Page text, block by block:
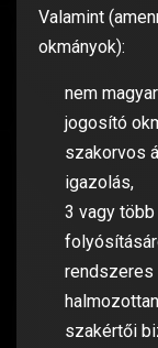
Valamint
okmányok):
nem
jogosító
szakorvos
igazolás,
3 vagy
rendszeres
szakértői